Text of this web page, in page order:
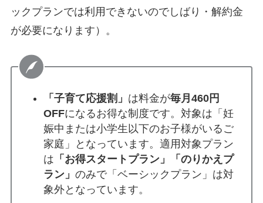
ックプランでは利用できないのでしばり・解約金
が必要になります）。
「子育て応援割」 は料金が毎月460円
OFFになるお得な制度です。対象は「妊
娠中または小学生以下のお子様がいるご
家庭」となっています。適用対象プラン
は 「お得スタートプラン」「のりかえプ
ラン」 のみで「ベーシックプラン」は対
象外となっています。